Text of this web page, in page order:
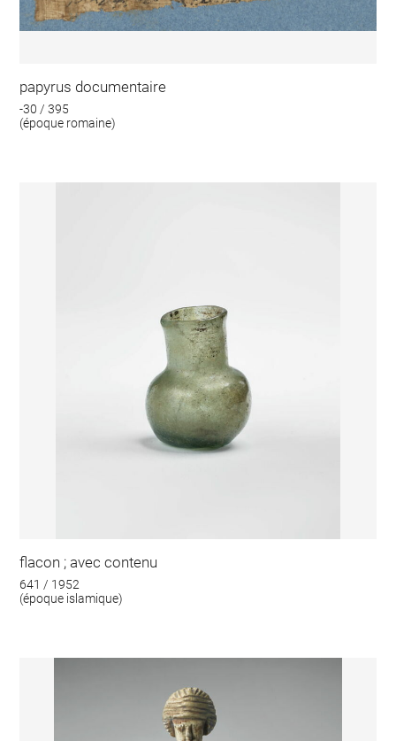
papyrus documentaire
-30 / 395
(époque romaine)
flacon ; avec contenu
641 / 1952
(époque islamique)